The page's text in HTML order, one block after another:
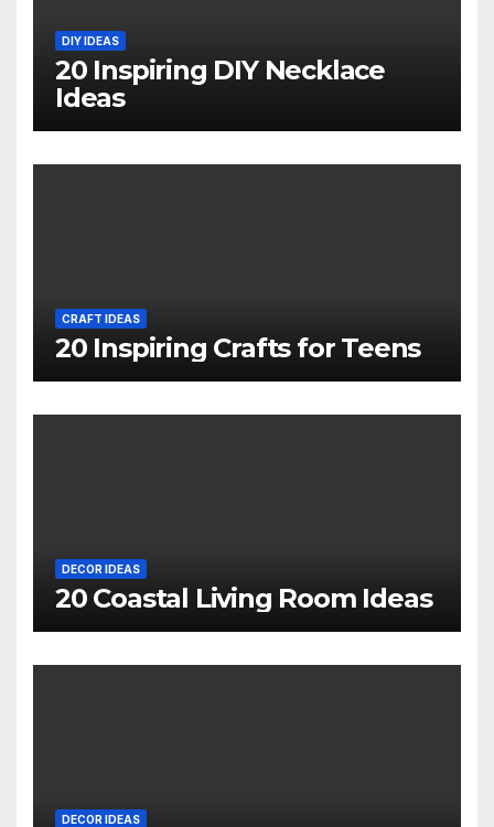
DIY IDEAS
20 Inspiring DIY Necklace
Ideas
CRAFT IDEAS
20 Inspiring Crafts for Teens
DECOR IDEAS
20 Coastal Living Room Ideas
DECOR IDEAS